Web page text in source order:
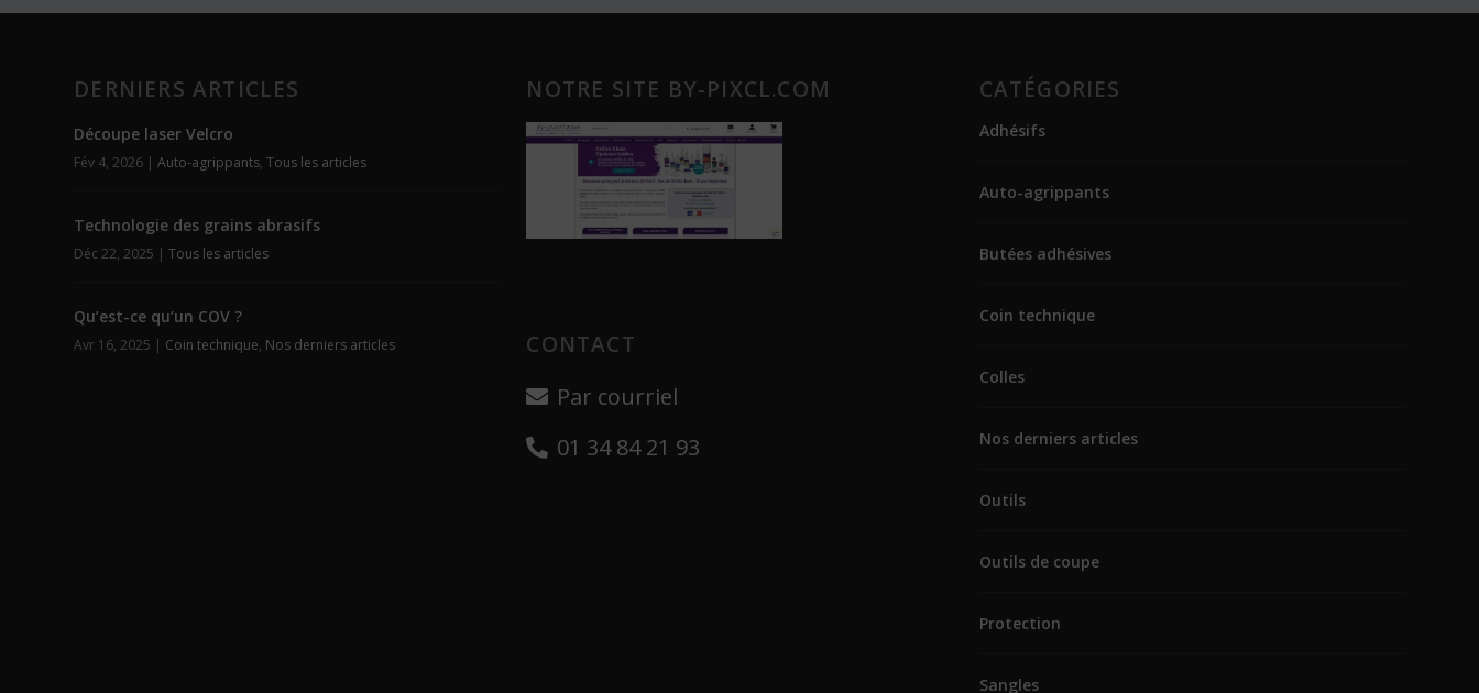
DERNIERS ARTICLES
Découpe laser Velcro
Fév 4, 2026 |Auto-agrippants,Tous les articles
Technologie des grains abrasifs
Déc 22, 2025 |Tous les articles
Qu’est-ce qu’un COV ?
Avr 16, 2025 | Coin technique, Nos derniers articles
NOTRE SITE BY-PIXCL.COM
CONTACT
Par courriel
01 34 84 21 93
CATÉGORIES
Adhésifs
Auto-agrippants
Butées adhésives
Coin technique
Colles
Nos derniers articles
Outils
Outils de coupe
Protection
Sangles